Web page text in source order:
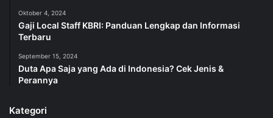
Oktober 4, 2024
Gaji Local Staff KBRI: Panduan Lengkap dan Informasi
Terbaru
September 15, 2024
Duta Apa Saja yang Ada di Indonesia? Cek Jenis &
Perannya
Kategori